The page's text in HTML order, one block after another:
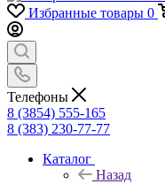
Избранные товары 0
Телефоны
8 (3854) 555-165
8 (383) 230-77-77
Каталог
Назад